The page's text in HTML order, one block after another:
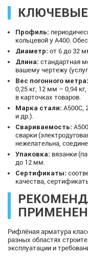
Профиль:
кольцевой у А400.
Диаметр: от 6 до 32
Длина: стандартная
вашему чертежу
Вес погонного метра:
0,25 кг, 12 мм – 0,94
в карточках товаров.
Марка стали: А500С,
и др.).
Свариваемость:
сварки
нежелательна,
Упаковка: вязанки
до 12 мм.
Сертификаты:
качества,
Рифлёная арматура
разных областях
эксплуатации и